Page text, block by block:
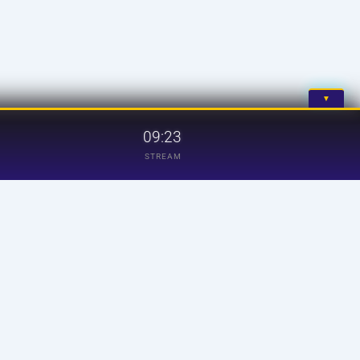
▼
09:23
STREAM